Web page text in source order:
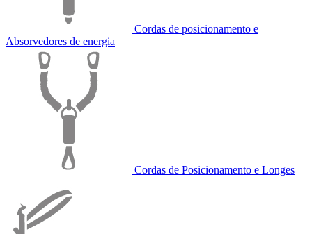
Cordas de posicionamento e
Absorvedores de energia
Cordas de Posicionamento e Longes